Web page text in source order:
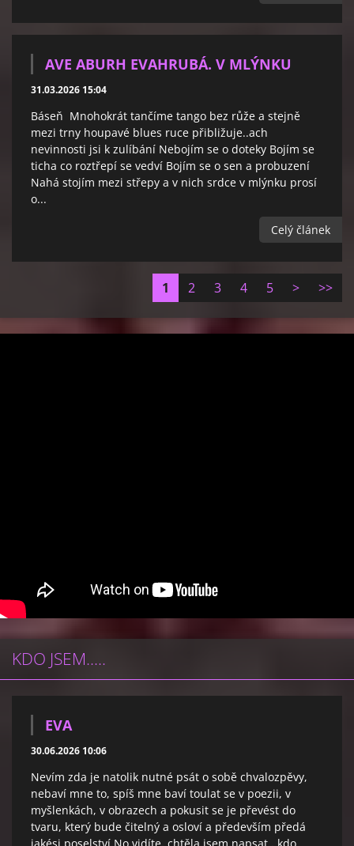
AVE ABURH EVAHRUBÁ. V MLÝNKU
31.03.2026 15:04
Báseň Mnohokrát tančíme tango bez růže a stejně
mezi trny houpavé blues ruce přibližuje..ach
nevinnosti jsi k zulíbání Nebojím se o doteky Bojím se
ticha co roztřepí se vedví Bojím se o sen a probuzení
Nahá stojím mezi střepy a v nich srdce v mlýnku prosí
o...
Celý článek
1 2 3 4 5 > >>
KDO JSEM.....
EVA
30.06.2026 10:06
Nevím zda je natolik nutné psát o sobě chvalozpěvy,
nebaví mne to, spíš mne baví toulat se v poezii, v
myšlenkách, v obrazech a pokusit se je převést do
tvaru, který bude čitelný a osloví a především předá
jakési poselství.No vidíte, chtěla jsem napsat , kdo